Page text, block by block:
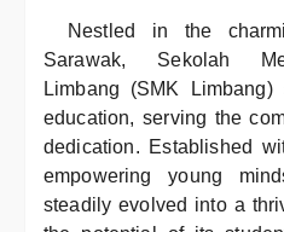
Nestled in the
Sarawak, Sekolah
Limbang (SMK
education, serving the
dedication. Established
empowering young
steadily evolved into a